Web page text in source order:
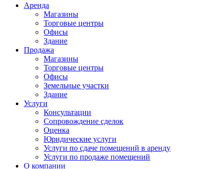
Аренда
Магазины
Торговые центры
Офисы
Здание
Продажа
Магазины
Торговые центры
Офисы
Земельные участки
Здание
Услуги
Консультации
Сопровождение сделок
Оценка
Юридические услуги
Услуги по сдаче помещений в аренду
Услуги по продаже помещений
О компании